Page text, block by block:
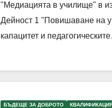
"Медиацията в училище" в
Дейност 1 "Повишаване на
капацитет и
БЪДЕЩЕ ЗА ДОБРОТО